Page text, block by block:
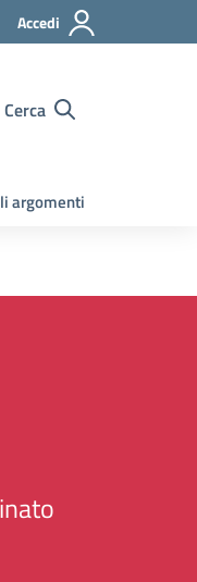
Accedi
Cerca
argomenti